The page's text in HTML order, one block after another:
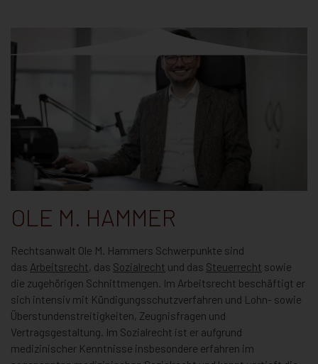
OLE M. HAMMER
Rechtsanwalt Ole M. Hammers Schwerpunkte sind
das Arbeitsrecht , das Sozialrecht und das Steuerrecht sowie
die zugehörigen Schnittmengen. Im Arbeitsrecht beschäftigt er
sich intensiv mit Kündigungsschutzverfahren und Lohn- sowie
Überstundenstreitigkeiten, Zeugnisfragen und
Vertragsgestaltung. Im Sozialrecht ist er aufgrund
medizinischer Kenntnisse insbesondere erfahren im